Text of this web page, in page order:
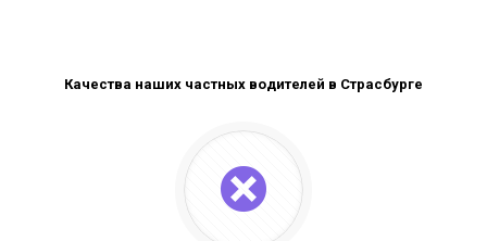
Качества наших частных водителей в Страсбурге